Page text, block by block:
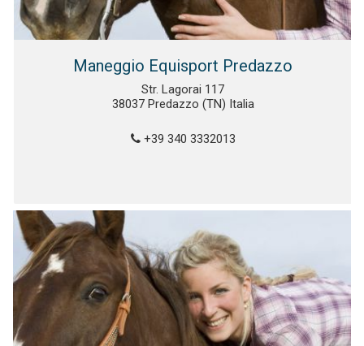
Maneggio Equisport Predazzo
Str. Lagorai 117
38037 Predazzo (TN) Italia
+39 340 3332013